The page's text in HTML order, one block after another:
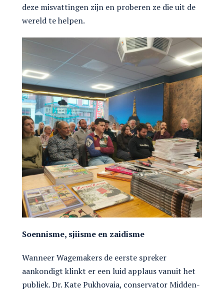
deze misvattingen zijn en proberen ze die uit de
wereld te helpen.
Soennisme, sjiisme en zaidisme
Wanneer Wagemakers de eerste spreker
aankondigt klinkt er een luid applaus vanuit het
publiek. Dr. Kate Pukhovaia, conservator Midden-